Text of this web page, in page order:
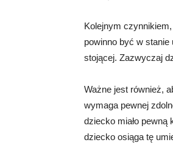
Kolejnym
powinno być w
stojącej. Zazwyczaj
Ważne jest również,
wymaga pewnej
dziecko miało
dziecko osiąga tę